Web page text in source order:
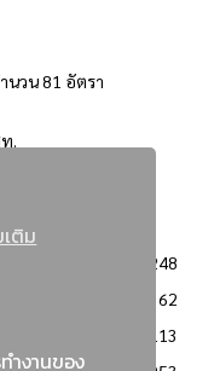
ติม
ำงานของ
นวน 81 อัตรา
.
3248
2362
2113